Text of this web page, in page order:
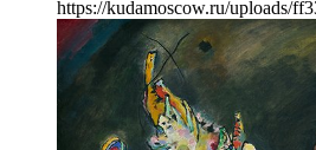
https://kudamoscow.ru/uploads/